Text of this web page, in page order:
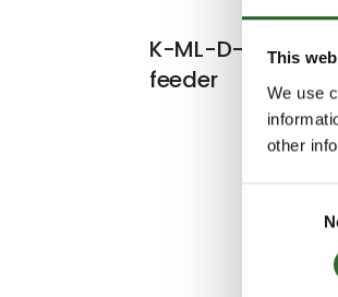
This
We use
other
K-ML-D-KT20
feeder